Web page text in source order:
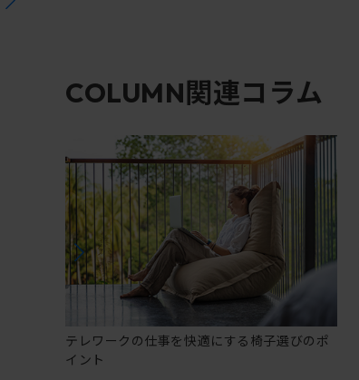
COLUMN関連コラム
テレワークの仕事を快適にする椅子選びのポ
イント